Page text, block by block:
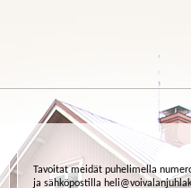
Tavoitat meidät puhelimella
ja sähköpostilla